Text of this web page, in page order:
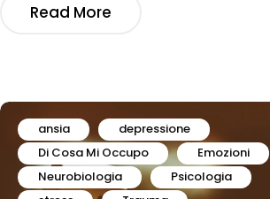
Read More
ansia
depressione
Di Cosa Mi Occupo
Emozioni
Neurobiologia
Psicologia